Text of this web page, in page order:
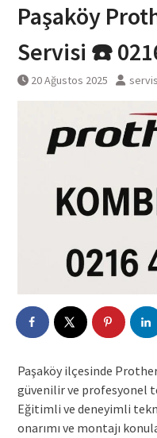
Paşaköy
Servisi ☎️
20 Ağustos 2025 servis
Paşaköy ilçesinde
güvenilir ve profesyonel
Eğitimli ve deneyimli
onarımı ve montajı